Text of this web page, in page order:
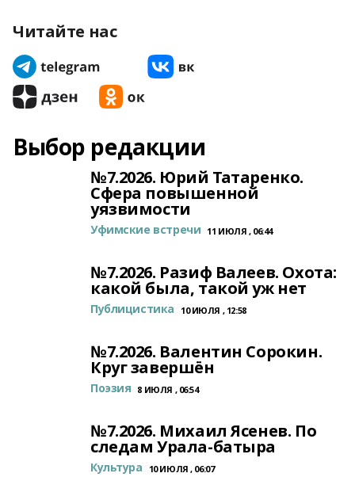
Читайте нас
Выбор редакции
№7.2026. Юрий Татаренко.
Сфера повышенной
уязвимости
Уфимские встречи 11 ИЮЛЯ , 06:44
№7.2026. Разиф Валеев. Охота:
какой была, такой уж нет
Публицистика 10 ИЮЛЯ , 12:58
№7.2026. Валентин Сорокин.
Круг завершён
Поэзия 8 ИЮЛЯ , 06:54
№7.2026. Михаил Ясенев. По
следам Урала-батыра
Культура 10 ИЮЛЯ , 06:07